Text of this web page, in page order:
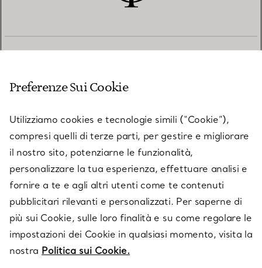
SU TIFFANY & CO.
LEGALE
SEGUICI
Preferenze Sui Cookie
Utilizziamo cookies e tecnologie simili (“Cookie”),
compresi quelli di terze parti, per gestire e migliorare
il nostro sito, potenziarne le funzionalità,
personalizzare la tua esperienza, effettuare analisi e
fornire a te e agli altri utenti come te contenuti
pubblicitari rilevanti e personalizzati. Per saperne di
più sui Cookie, sulle loro finalità e su come regolare le
impostazioni dei Cookie in qualsiasi momento, visita la
nostra Politica sui Cookie.